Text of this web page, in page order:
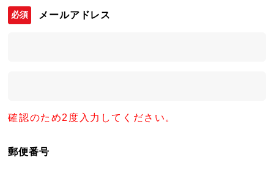
メールアドレス
確認のため2度入力してください。
郵便番号